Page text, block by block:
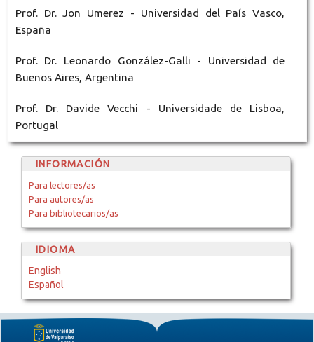
Prof. Dr. Jon Umerez - Universidad del País Vasco,
España
Prof. Dr. Leonardo González-Galli - Universidad de
Buenos Aires, Argentina
Prof. Dr. Davide Vecchi - Universidade de Lisboa,
Portugal
INFORMACIÓN
Para lectores/as
Para autores/as
Para bibliotecarios/as
IDIOMA
English
Español